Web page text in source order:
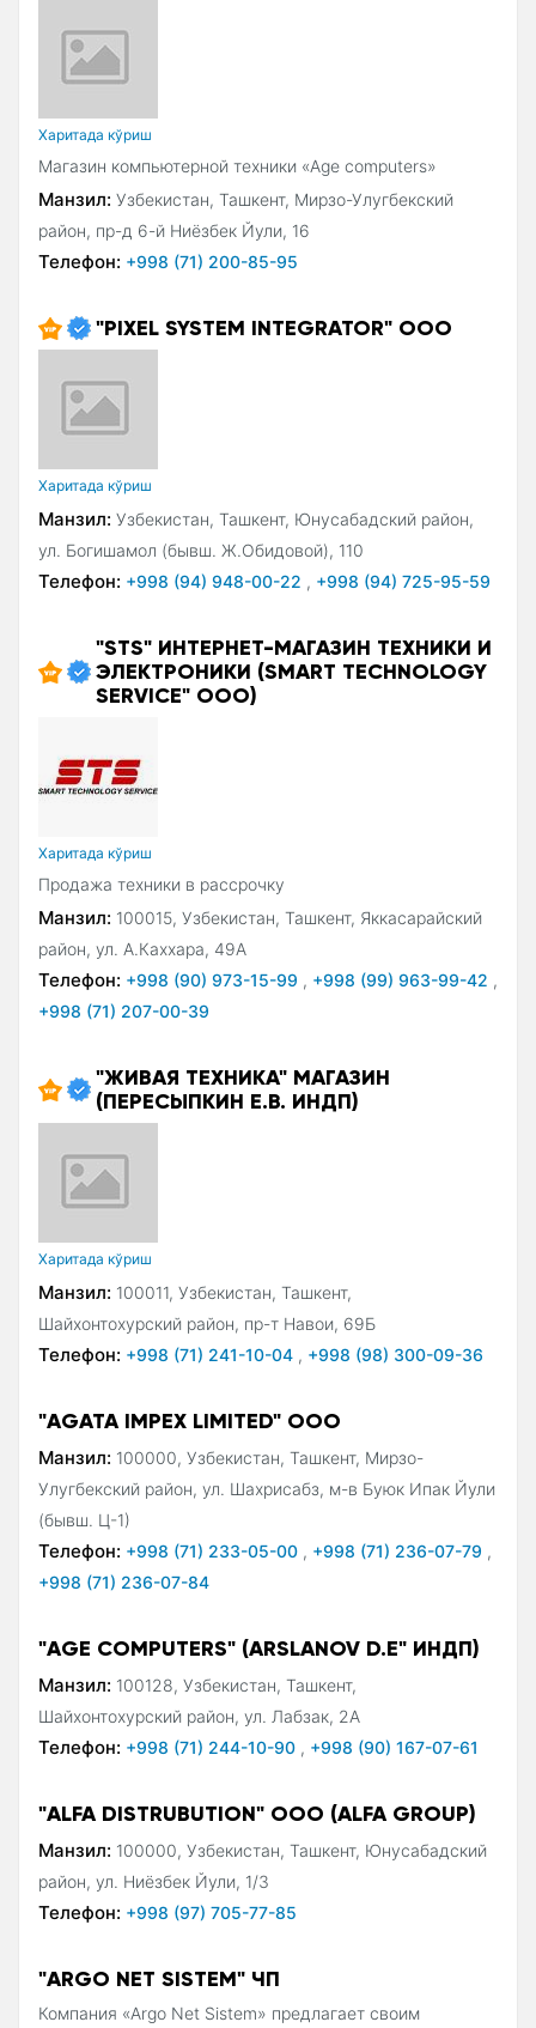
Xаритада кўриш
Магазин компьютерной техники «Age computers»
Манзил: Узбекистан, Ташкент, Мирзо-Улугбекский
район, пр-д 6-й Ниёзбек Йули, 16
Телефон: +998 (71) 200-85-95
"PIXEL SYSTEM INTEGRATOR" ООО
Xаритада кўриш
Манзил: Узбекистан, Ташкент, Юнусабадский район,
ул. Богишамол (бывш. Ж.Обидовой), 110
Телефон: +998 (94) 948-00-22 , +998 (94) 725-95-59
"STS" ИНТЕРНЕТ-МАГАЗИН ТЕХНИКИ И
ЭЛЕКТРОНИКИ (SMART TECHNOLOGY
SERVICE" ООО)
Xаритада кўриш
Продажа техники в рассрочку
Манзил: 100015, Узбекистан, Ташкент, Яккасарайский
район, ул. А.Каххара, 49А
Телефон: +998 (90) 973-15-99 , +998 (99) 963-99-42 ,
+998 (71) 207-00-39
"ЖИВАЯ ТЕХНИКА" МАГАЗИН
(ПЕРЕСЫПКИН Е.В. ИНДП)
Xаритада кўриш
Манзил: 100011, Узбекистан, Ташкент,
Шайхонтохурский район, пр-т Навои, 69Б
Телефон: +998 (71) 241-10-04 , +998 (98) 300-09-36
"AGATA IMPEX LIMITED" ООО
Манзил: 100000, Узбекистан, Ташкент, Мирзо-
Улугбекский район, ул. Шахрисабз, м-в Буюк Ипак Йули
(бывш. Ц-1)
Телефон: +998 (71) 233-05-00 , +998 (71) 236-07-79 ,
+998 (71) 236-07-84
"AGE COMPUTERS" (ARSLANOV D.E" ИНДП)
Манзил: 100128, Узбекистан, Ташкент,
Шайхонтохурский район, ул. Лабзак, 2А
Телефон: +998 (71) 244-10-90 , +998 (90) 167-07-61
"ALFA DISTRUBUTION" ООО (ALFA GROUP)
Манзил: 100000, Узбекистан, Ташкент, Юнусабадский
район, ул. Ниёзбек Йули, 1/3
Телефон: +998 (97) 705-77-85
"ARGO NET SISTEM" ЧП
Компания «Argo Net Sistem» предлагает своим